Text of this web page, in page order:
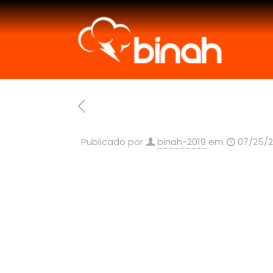
Publicado por binah-2019 em 07/25/